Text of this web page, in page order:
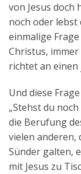
von Jesus doch
noch oder lebst
einmalige
Christus,
richtet an einen
Und diese
„Stehst du
die Berufung
vielen anderen,
Sünder galten,
mit Jesus zu